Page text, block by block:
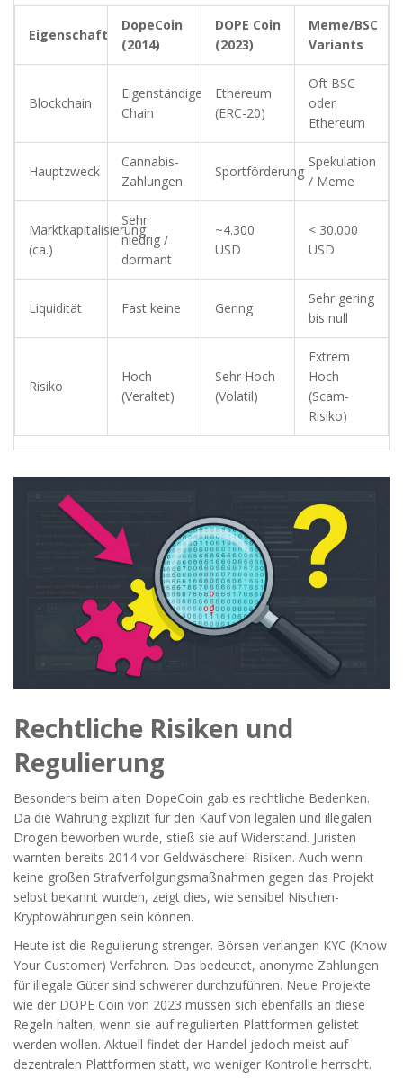
Eigenschaft
DopeCoin
(2014)
DOPE Coin
(2023)
Meme/BSC
Variants
Blockchain
Eigenständige
Chain
Ethereum
(ERC-20)
Oft BSC
oder
Ethereum
Hauptzweck
Cannabis-
Zahlungen
Sportförderung
Spekulation
/ Meme
Marktkapitalisierung
(ca.)
Sehr
niedrig /
dormant
~4.300
USD
< 30.000
USD
Liquidität Fast keine Gering
Sehr gering
bis null
Risiko
Hoch
(Veraltet)
Sehr Hoch
(Volatil)
Extrem
Hoch
(Scam-
Risiko)
Rechtliche Risiken und
Regulierung
Besonders beim alten DopeCoin gab es rechtliche Bedenken.
Da die Währung explizit für den Kauf von legalen und illegalen
Drogen beworben wurde, stieß sie auf Widerstand. Juristen
warnten bereits 2014 vor Geldwäscherei-Risiken. Auch wenn
keine großen Strafverfolgungsmaßnahmen gegen das Projekt
selbst bekannt wurden, zeigt dies, wie sensibel Nischen-
Kryptowährungen sein können.
Heute ist die Regulierung strenger. Börsen verlangen KYC (Know
Your Customer) Verfahren. Das bedeutet, anonyme Zahlungen
für illegale Güter sind schwerer durchzuführen. Neue Projekte
wie der DOPE Coin von 2023 müssen sich ebenfalls an diese
Regeln halten, wenn sie auf regulierten Plattformen gelistet
werden wollen. Aktuell findet der Handel jedoch meist auf
dezentralen Plattformen statt, wo weniger Kontrolle herrscht.